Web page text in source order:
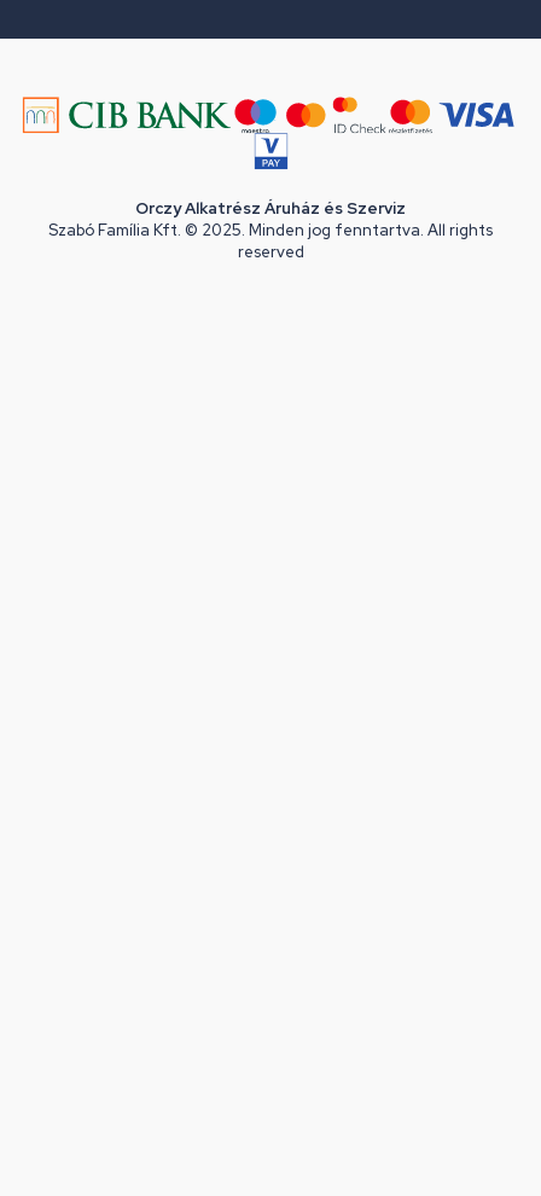
Orczy Alkatrész Áruház és Szerviz
Szabó Família Kft. © 2025. Minden jog fenntartva. All rights
reserved